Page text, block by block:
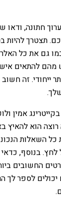
חתונה, ודאו
תצטרך להיות
גם את כל
מהם להתאים
ייחודי. זה
אמין
הוא להאיץ
השאלות
בנוסף, כדאי
החשובים
לספר לך